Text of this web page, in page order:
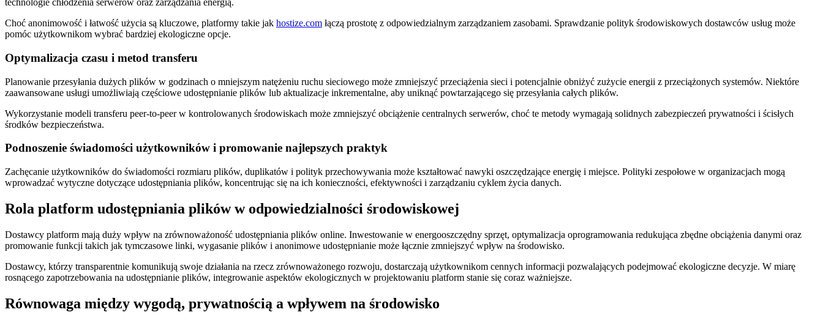
technologie chłodzenia serwerów oraz zarządzania energią.
Choć anonimowość i łatwość użycia są kluczowe, platformy takie jak hostize.com łączą prostotę z odpowiedzialnym zarządzaniem zasobami. Sprawdzanie polityk środowiskowych dostawców usług może
pomóc użytkownikom wybrać bardziej ekologiczne opcje.
Optymalizacja czasu i metod transferu
Planowanie przesyłania dużych plików w godzinach o mniejszym natężeniu ruchu sieciowego może zmniejszyć przeciążenia sieci i potencjalnie obniżyć zużycie energii z przeciążonych systemów. Niektóre
zaawansowane usługi umożliwiają częściowe udostępnianie plików lub aktualizacje inkrementalne, aby uniknąć powtarzającego się przesyłania całych plików.
Wykorzystanie modeli transferu peer-to-peer w kontrolowanych środowiskach może zmniejszyć obciążenie centralnych serwerów, choć te metody wymagają solidnych zabezpieczeń prywatności i ścisłych
środków bezpieczeństwa.
Podnoszenie świadomości użytkowników i promowanie najlepszych praktyk
Zachęcanie użytkowników do świadomości rozmiaru plików, duplikatów i polityk przechowywania może kształtować nawyki oszczędzające energię i miejsce. Polityki zespołowe w organizacjach mogą
wprowadzać wytyczne dotyczące udostępniania plików, koncentrując się na ich konieczności, efektywności i zarządzaniu cyklem życia danych.
Rola platform udostępniania plików w odpowiedzialności środowiskowej
Dostawcy platform mają duży wpływ na zrównoważoność udostępniania plików online. Inwestowanie w energooszczędny sprzęt, optymalizacja oprogramowania redukująca zbędne obciążenia danymi oraz
promowanie funkcji takich jak tymczasowe linki, wygasanie plików i anonimowe udostępnianie może łącznie zmniejszyć wpływ na środowisko.
Dostawcy, którzy transparentnie komunikują swoje działania na rzecz zrównoważonego rozwoju, dostarczają użytkownikom cennych informacji pozwalających podejmować ekologiczne decyzje. W miarę
rosnącego zapotrzebowania na udostępnianie plików, integrowanie aspektów ekologicznych w projektowaniu platform stanie się coraz ważniejsze.
Równowaga między wygodą, prywatnością a wpływem na środowisko